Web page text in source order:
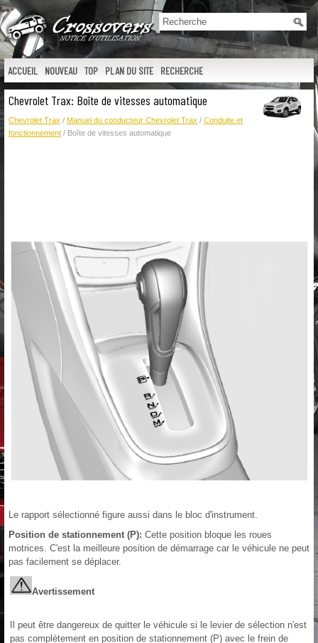
ACCUEIL NOUVEAU TOP PLAN DU SITE RECHERCHE
Chevrolet Trax: Boîte de vitesses automatique
Chevrolet Trax / Manuel du conducteur Chevrolet Trax / Conduite et
fonctionnement / Boîte de vitesses automatique
Le rapport sélectionné figure aussi dans le bloc d'instrument.
Position de stationnement (P): Cette position bloque les roues
motrices. C'est la meilleure position de démarrage car le véhicule ne peut
pas facilement se déplacer.
Avertissement
Il peut être dangereux de quitter le véhicule si le levier de sélection n'est
pas complètement en position de stationnement (P) avec le frein de